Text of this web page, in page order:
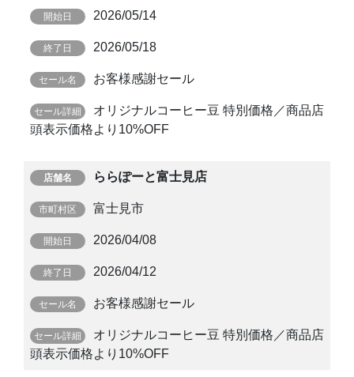
2026/05/14
2026/05/18
お客様感謝セール
オリジナルコーヒー豆 特別価格／商品店
頭表示価格より10%OFF
ららぽーと富士見店
富士見市
2026/04/08
2026/04/12
お客様感謝セール
オリジナルコーヒー豆 特別価格／商品店
頭表示価格より10%OFF